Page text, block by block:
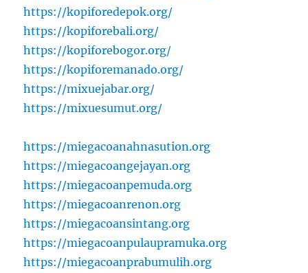
https://kopiforedepok.org/
https://kopiforebali.org/
https://kopiforebogor.org/
https://kopiforemanado.org/
https://mixuejabar.org/
https://mixuesumut.org/
https://miegacoanahnasution.org
https://miegacoangejayan.org
https://miegacoanpemuda.org
https://miegacoanrenon.org
https://miegacoansintang.org
https://miegacoanpulaupramuka.org
https://miegacoanprabumulih.org